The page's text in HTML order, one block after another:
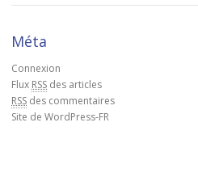
Méta
Connexion
Flux RSS des articles
RSS des commentaires
Site de WordPress-FR